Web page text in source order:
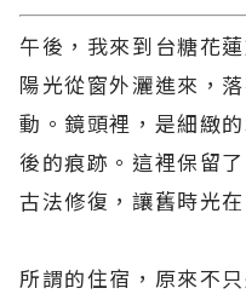
午後，我來到台糖花
陽光從窗外灑進來，
動。鏡頭裡，是細緻
後的痕跡。這裡保留
古法修復，讓舊時光
所謂的住宿，原來不